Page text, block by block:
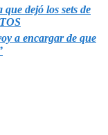
dejó los sets de
a encargar de que